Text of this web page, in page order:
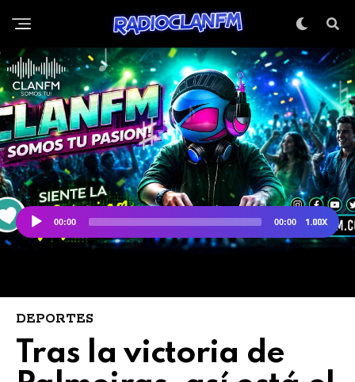
DEPORTES
Tras la victoria de